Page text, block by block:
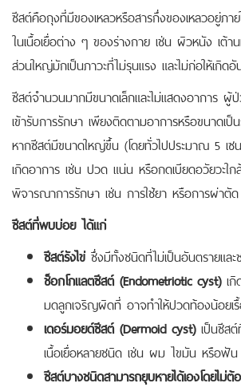
ซีสต์คือถุงที่มีของเหลวหรือสารกึ่งของเหลวอยู่ภา
ในเนื้อเยื่อต่าง ๆ ของร่างกาย เช่น ผิวหนัง เต้
ส่วนใหญ่มักเป็นภาวะที่ไม่รุนแรง และไม่ก่อให้เกิด
ซีสต์จำนวนมากมีขนาดเล็กและไม่แสดงอาการ ผู้
เข้ารับการรักษา เพียงติดตามอาการหรือขนาดเป็
หากซีสต์มีขนาดใหญ่ขึ้น (โดยทั่วไปประมาณ 5 เซ
เกิดอาการ เช่น ปวด แน่น หรือกดเบียดอวัยวะใ
พิจารณาการรักษา เช่น การใช้ยา หรือการผ่าตัด
ซีสต์ที่พบบ่อย ได้แก่
ซีสต์รังไข่ซึ่งมีทั้งชนิดที่ไม่เป็นอันตรายแล
ช็อกโกแลตซีสต์ (Endometriotic cyst)เกิ
มดลูกเจริญผิดที่ อาจทำให้ปวดท้องน้อยเ
เดอร์มอยด์ซีสต์ (Dermoid cyst)เป็นซีสต์
เนื้อเยื่อหลายชนิด เช่น ผม ไขมัน หรือฟัน
ซีสต์บางชนิดสามารถยุบหายได้เองโดยไม่